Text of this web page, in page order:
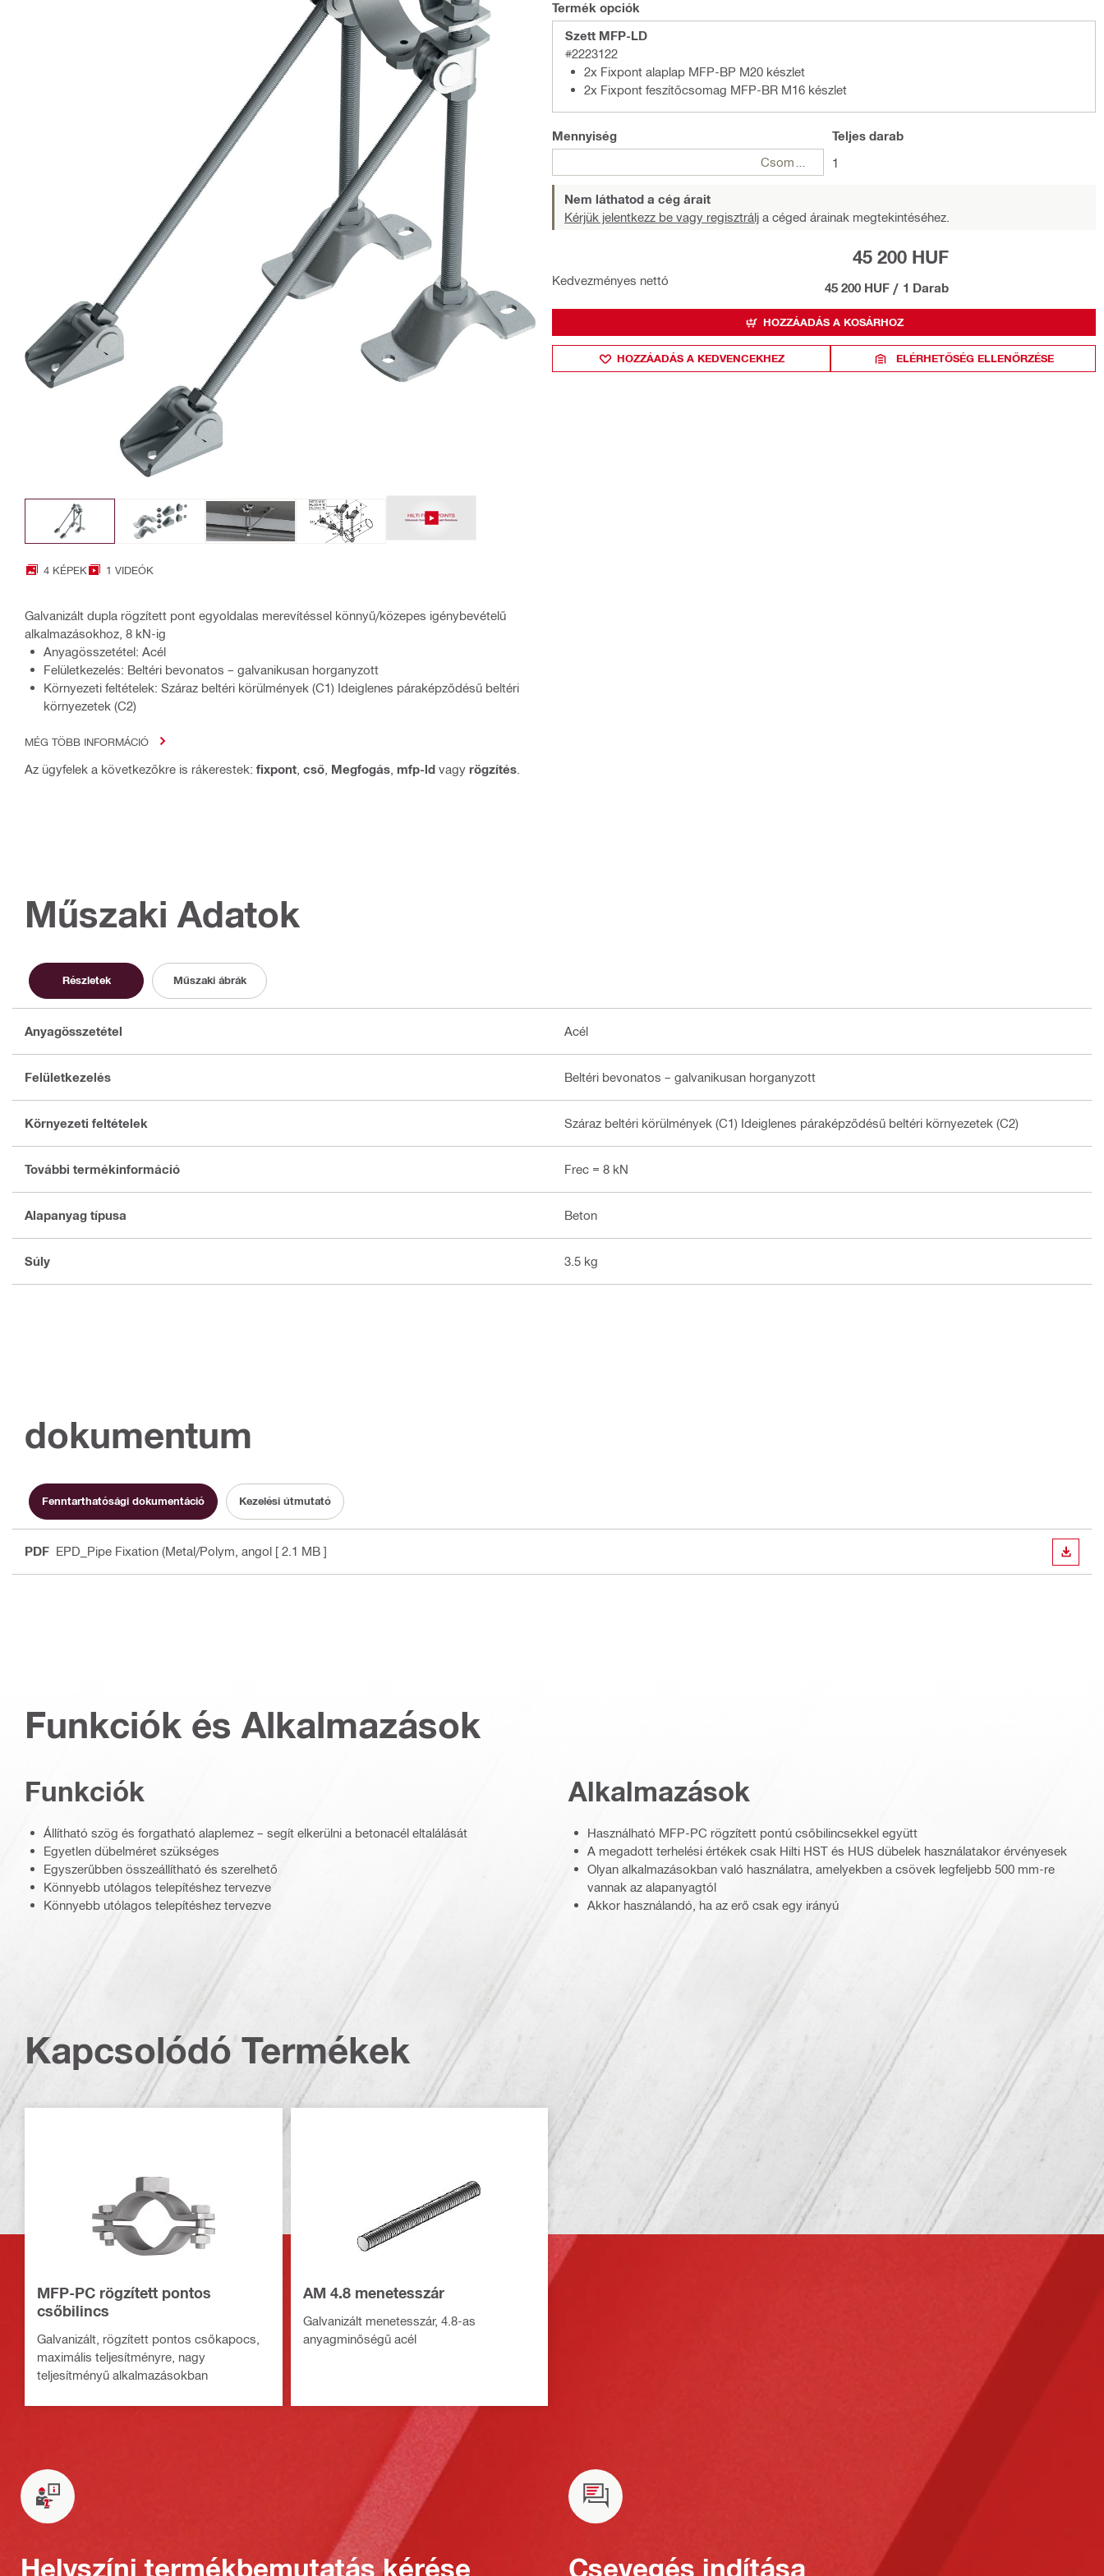
4 KÉPEK 1 VIDEÓK
Galvanizált dupla rögzített pont egyoldalas merevítéssel könnyű/közepes igénybevételű
alkalmazásokhoz, 8 kN-ig
Anyagösszetétel: Acél
Felületkezelés: Beltéri bevonatos – galvanikusan horganyzott
Környezeti feltételek: Száraz beltéri körülmények (C1) Ideiglenes páraképződésű beltéri
környezetek (C2)
MÉG TÖBB INFORMÁCIÓ
Az ügyfelek a következőkre is rákerestek: fixpont cső Megfogás mfp-ld vagy rögzítés
Termék opciók
Szett MFP-LD
#2223122
2x Fixpont alaplap MFP-BP M20 készlet
2x Fixpont feszítőcsomag MFP-BR M16 készlet
Mennyiség
Teljes darab
1
Nem láthatod a cég árait
Kérjük jelentkezz be vagy regisztrálj a céged árainak megtekintéséhez.
Kedvezményes nettó
45 200 HUF
45 200 HUF / 1 Darab
HOZZÁADÁS A KOSÁRHOZ
HOZZÁADÁS A KEDVENCEKHEZ ELÉRHETŐSÉG ELLENŐRZÉSE
Műszaki Adatok
Részletek Műszaki ábrák
Anyagösszetétel Acél
Felületkezelés Beltéri bevonatos – galvanikusan horganyzott
Környezeti feltételek Száraz beltéri körülmények (C1) Ideiglenes páraképződésű beltéri környezetek (C2)
További termékinformáció Frec = 8 kN
Alapanyag típusa Beton
Súly 3.5 kg
dokumentum
Fenntarthatósági dokumentáció Kezelési útmutató
PDF EPD_Pipe Fixation (Metal/Polym , angol [ 2.1 MB ]
Funkciók és Alkalmazások
Funkciók
Állítható szög és forgatható alaplemez – segít elkerülni a betonacél eltalálását
Egyetlen dübelméret szükséges
Egyszerűbben összeállítható és szerelhető
Könnyebb utólagos telepítéshez tervezve
Könnyebb utólagos telepítéshez tervezve
Alkalmazások
Használható MFP-PC rögzített pontú csőbilincsekkel együtt
A megadott terhelési értékek csak Hilti HST és HUS dübelek használatakor érvényesek
Olyan alkalmazásokban való használatra, amelyekben a csövek legfeljebb 500 mm-re
vannak az alapanyagtól
Akkor használandó, ha az erő csak egy irányú
Kapcsolódó Termékek
MFP-PC rögzített pontos
csőbilincs
Galvanizált, rögzített pontos csőkapocs,
maximális teljesítményre, nagy
teljesítményű alkalmazásokban
AM 4.8 menetesszár
Galvanizált menetesszár, 4.8-as
anyagminőségű acél
Helyszíni termékbemutatás kérése Csevegés indítása